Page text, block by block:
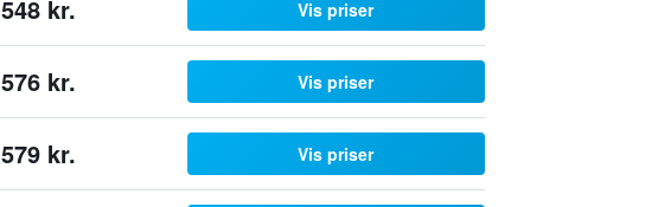
548 kr. Vis priser
576 kr. Vis priser
579 kr. Vis priser